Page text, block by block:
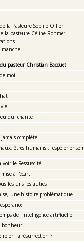
la Pasteure Sophie Ollier
la pasteure Céline Rohmer
pasteur Christian Baccuet
moi
vie
qui chante
complète
êtres humains... espérer
voir le Ressuscité
à l'écart"
les uns les autres
une histoire problématique
de l'intelligence artificielle
bonheur
en la résurrection ?